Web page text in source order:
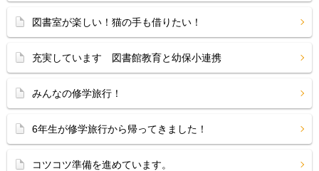
図書室が楽しい！猫の手も借りたい！
充実しています 図書館教育と幼保小連携
みんなの修学旅行！
6年生が修学旅行から帰ってきました！
コツコツ準備を進めています。